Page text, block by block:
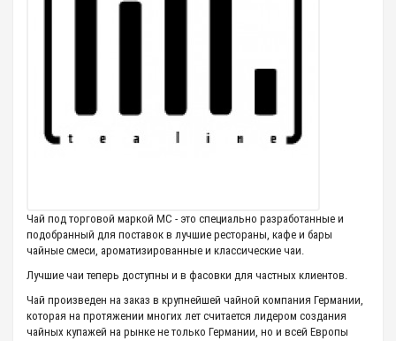
Чай под торговой маркой МС - это специально разработанные и
подобранный для поставок в лучшие рестораны, кафе и бары
чайные смеси, ароматизированные и классические чаи.
Лучшие чаи теперь доступны и в фасовки для частных клиентов.
Чай произведен на заказ в крупнейшей чайной компания Германии,
которая на протяжении многих лет считается лидером создания
чайных купажей на рынке не только Германии, но и всей Европы